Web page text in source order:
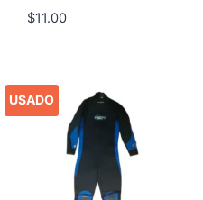
$11.00
USADO